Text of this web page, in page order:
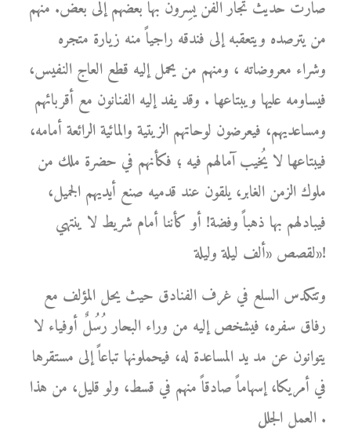
صارت حديث تجار الفنّ يُسِرُّون بها بعضُهم إلى بعض. منهم
من يترصده ويتعقبه إلى فندقه راجياً منه زيارة متجره
وشراء معروضاته ، ومنهم من يحمل إليه قطع العاج النفيس،
فيساومه عليها ويبتاعها . وقد يفد إليه الفنانون مع أقربائهم
ومساعديهم، فيعرضون لوحاتهم الزيتية والمائية الرائعة أمامه،
فيبتاعها لا يُخيب آمالهم فيه ؛ فكأنهم في حضرة ملك من
ملوك الزمن الغابر، يلقون عند قدميه صنع أيديهم الجميل،
فيبادلهم بها ذهباً وفضة! أو كأننا أمام شريط لا ينتهي
لقصص «ألف ليلة وليلة»!
وتتكدس السلع في غرف الفنادق حيث يحل المؤلف مع
رفاق سفره، فيشخص إليه من وراء البحار رُسُلٌ أوفياء لا
يتوانون عن مد يد المساعدة له، فيحملونها تباعاً إلى مستقرها
في أمريكا، إسهاماً صادقاً منهم في قسط، ولو قليل، من هذا
العمل الجلل .